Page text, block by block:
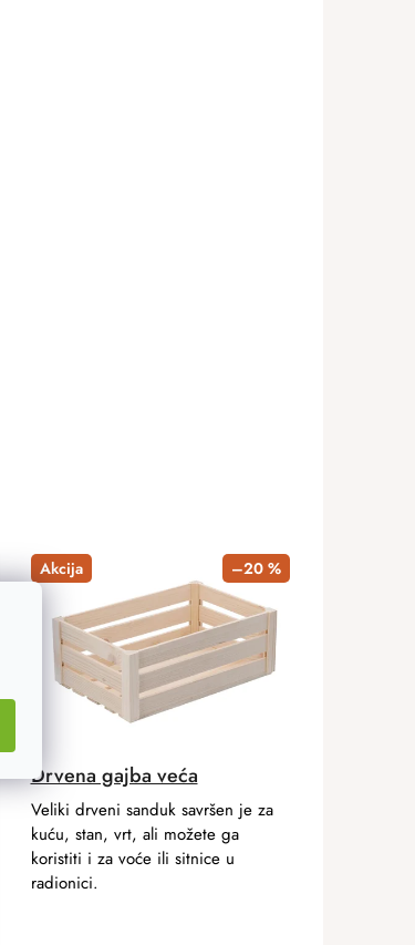
Akcija –20 %
Drvena gajba veća
Veliki drveni sanduk savršen je za
kuću, stan, vrt, ali možete ga
koristiti i za voće ili sitnice u
radionici.